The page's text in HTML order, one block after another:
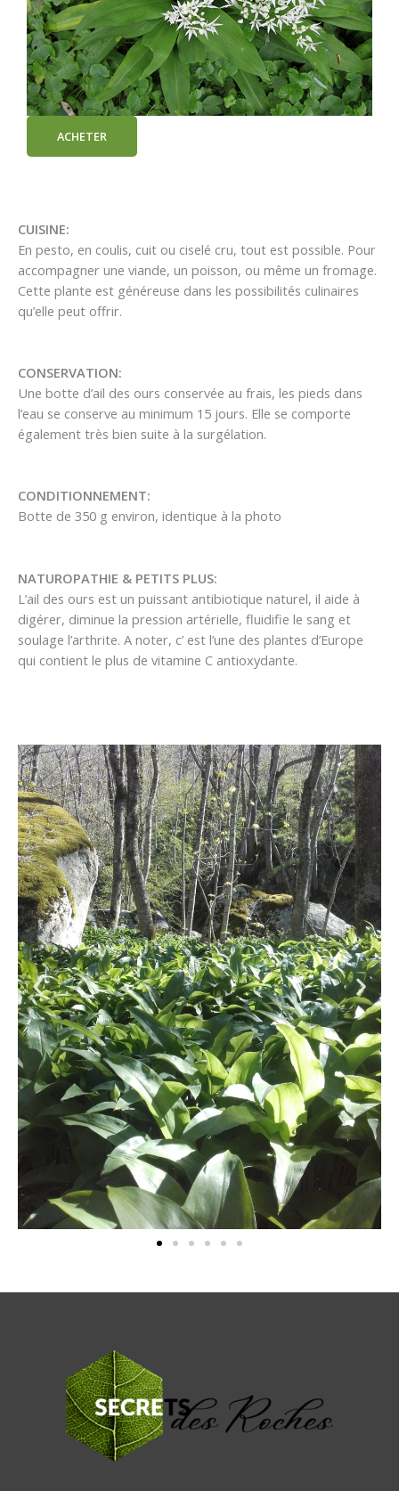
ACHETER
CUISINE:
En pesto, en coulis, cuit ou ciselé cru, tout est possible. Pour
accompagner une viande, un poisson, ou même un fromage.
Cette plante est généreuse dans les possibilités culinaires
qu’elle peut offrir.
CONSERVATION:
Une botte d’ail des ours conservée au frais, les pieds dans
l’eau se conserve au minimum 15 jours. Elle se comporte
également très bien suite à la surgélation.
CONDITIONNEMENT:
Botte de 350 g environ, identique à la photo
NATUROPATHIE & PETITS PLUS:
L’ail des ours est un puissant antibiotique naturel, il aide à
digérer, diminue la pression artérielle, fluidifie le sang et
soulage l’arthrite. A noter, c’ est l’une des plantes d’Europe
qui contient le plus de vitamine C antioxydante.